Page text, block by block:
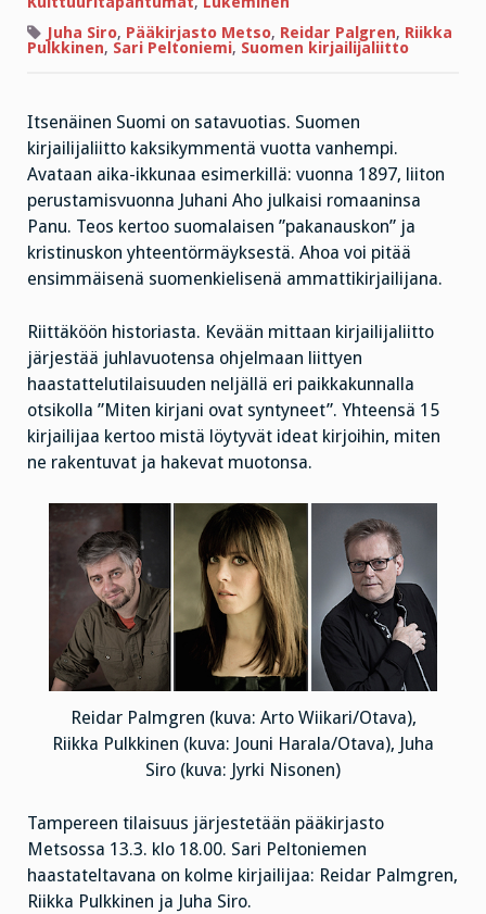
kirjailijaliitto
120
Juha Siro, Pääkirjasto Metso, Reidar Palgren, Riikka
Pulkkinen, Sari Peltoniemi, Suomen kirjailijaliitto
Itsenäinen Suomi on satavuotias. Suomen
kirjailijaliitto kaksikymmentä vuotta vanhempi.
Avataan aika-ikkunaa esimerkillä: vuonna 1897, liiton
perustamisvuonna Juhani Aho julkaisi romaaninsa
Panu. Teos kertoo suomalaisen ”pakanauskon” ja
kristinuskon yhteentörmäyksestä. Ahoa voi pitää
ensimmäisenä suomenkielisenä ammattikirjailijana.
Riittäköön historiasta. Kevään mittaan kirjailijaliitto
järjestää juhlavuotensa ohjelmaan liittyen
haastattelutilaisuuden neljällä eri paikkakunnalla
otsikolla ”Miten kirjani ovat syntyneet”. Yhteensä 15
kirjailijaa kertoo mistä löytyvät ideat kirjoihin, miten
ne rakentuvat ja hakevat muotonsa.
Reidar Palmgren (kuva: Arto Wiikari/Otava),
Riikka Pulkkinen (kuva: Jouni Harala/Otava), Juha
Siro (kuva: Jyrki Nisonen)
Tampereen tilaisuus järjestetään pääkirjasto
Metsossa 13.3. klo 18.00. Sari Peltoniemen
haastateltavana on kolme kirjailijaa: Reidar Palmgren,
Riikka Pulkkinen ja Juha Siro.